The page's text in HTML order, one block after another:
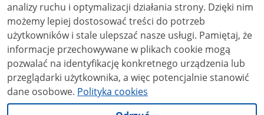
analizy ruchu i optymalizacji działania strony. Dzięki nim
możemy lepiej dostosować treści do potrzeb
użytkowników i stale ulepszać nasze usługi. Pamiętaj, że
informacje przechowywane w plikach cookie mogą
pozwalać na identyfikację konkretnego urządzenia lub
przeglądarki użytkownika, a więc potencjalnie stanowić
dane osobowe. Polityka cookies